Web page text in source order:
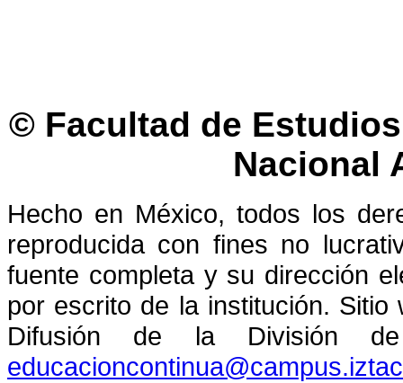
© Facultad de
Nacional
Hecho en México, todos los
reproducida con fines no
fuente completa y su dirección
por escrito de la institución.
Difusión de la División